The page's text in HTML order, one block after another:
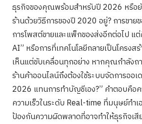
ธุรกิจของคุณพร้อมสำหรับปี 2026 หรือ
ร้านด้วยวิธีการของปี 2020 อยู่? การขาย
การโพสต์ขายและแพ็กของส่งอีกต่อไป แ
AI” หรือการที่เทคโนโลยีกลายเป็นโครง
เห็นแต่ขับเคลื่อนทุกอย่าง หากคุณกำลังถา
ร้านค้าออนไลน์ถึงต้องใช้ระบบจัดการออเ
2026 แทนการทำบัญชีเอง?” คำตอบคือ
ความเร็วในระดับ Real-time ที่มนุษย์ทำเ
ป้องกันความผิดพลาดที่อาจทำให้ธุรกิจเ